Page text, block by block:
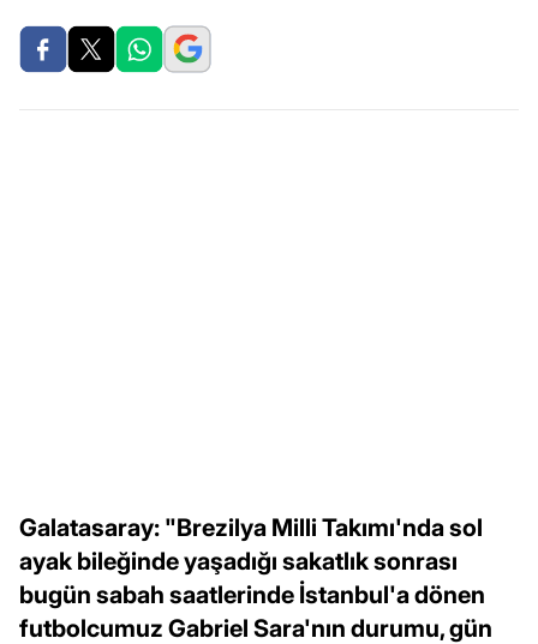
Galatasaray: "Brezilya Milli Takımı'nda sol
ayak bileğinde yaşadığı sakatlık sonrası
bugün sabah saatlerinde İstanbul'a dönen
futbolcumuz Gabriel Sara'nın durumu, gün